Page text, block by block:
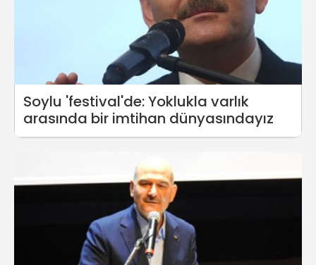
Soylu 'festival'de: Yoklukla varlık
arasında bir imtihan dünyasındayız